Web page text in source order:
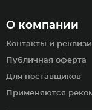
О компании
Контакты и
Публичная оферта
Для поставщиков
Применяются